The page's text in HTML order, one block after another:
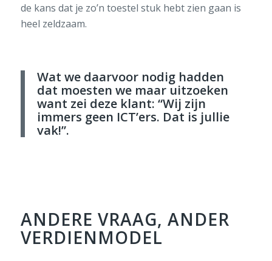
de kans dat je zo’n toestel stuk hebt zien gaan is
heel zeldzaam.
Wat we daarvoor nodig hadden
dat moesten we maar uitzoeken
want zei deze klant: “Wij zijn
immers geen ICT’ers. Dat is jullie
vak!”.
ANDERE VRAAG, ANDER
VERDIENMODEL